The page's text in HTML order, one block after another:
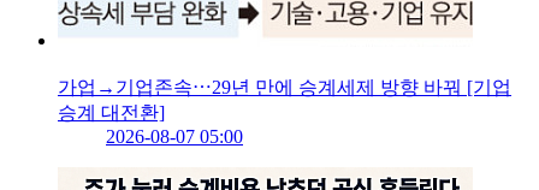
가업→기업존속⋯29년 만에 승계세제 방향 바꿔 [기업
승계 대전환]
2026-08-07 05:00